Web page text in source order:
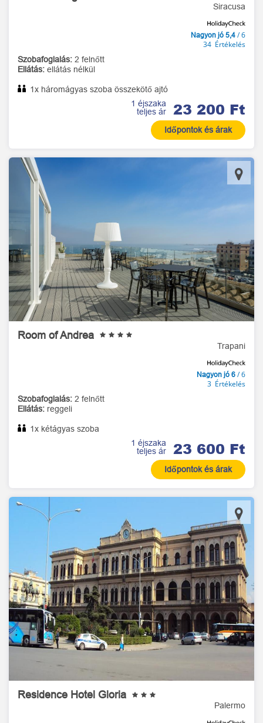
Siracusa
Nagyon jó 5,4 / 6
34 Értékelés
Szobafoglalás: 2 felnőtt
Ellátás: ellátás nélkül
1x háromágyas szoba összekötő ajtó
1 éjszaka
teljes ár
23 200 Ft
Időpontok és árak
Room of Andrea
Trapani
Nagyon jó 6 / 6
3 Értékelés
Szobafoglalás: 2 felnőtt
Ellátás: reggeli
1x kétágyas szoba
1 éjszaka
teljes ár
23 600 Ft
Időpontok és árak
Residence Hotel Gloria
Palermo